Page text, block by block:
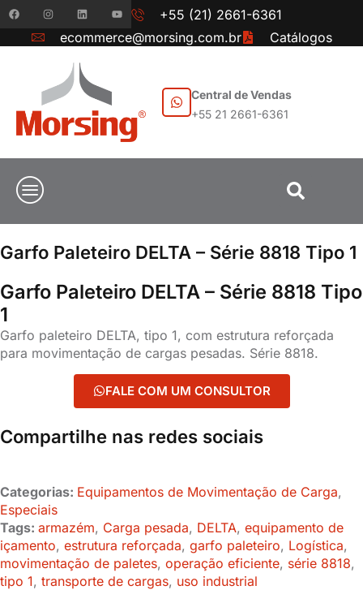
+55 (21) 2661-6361
ecommerce@morsing.com.br
Catálogos
Central de Vendas
+55 21 2661-6361
Garfo Paleteiro DELTA – Série 8818 Tipo 1
Garfo Paleteiro DELTA – Série 8818 Tipo
1
Garfo paleteiro DELTA, tipo 1, com estrutura reforçada
para movimentação de cargas pesadas. Série 8818.
FALE COM UM CONSULTOR
Compartilhe nas redes sociais
Categorias: Equipamentos de Movimentação de Carga,
Especiais
Tags: armazém, Carga pesada, DELTA, equipamento de
içamento, estrutura reforçada, garfo paleteiro, Logística,
movimentação de paletes, operação eficiente, série 8818,
tipo 1, transporte de cargas, uso industrial